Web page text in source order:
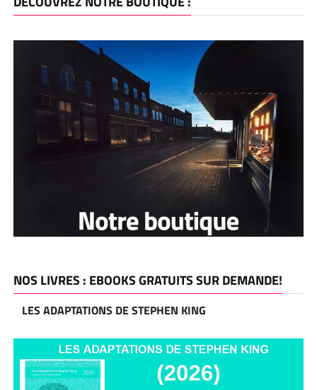
NOS LIVRES : EBOOKS GRATUITS SUR DEMANDE!
LES ADAPTATIONS DE STEPHEN KING